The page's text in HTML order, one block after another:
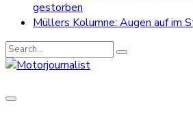
gestorben
Müllers Kolumne: Augen auf im
Search
for: